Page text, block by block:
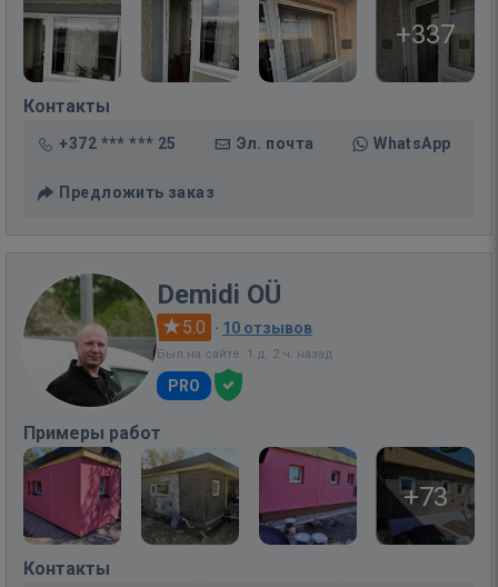
+337
Контакты
+372 *** *** 25 Эл. почта WhatsApp
Предложить заказ
Demidi OÜ
5.0 · 10 отзывов
Был на сайте: 1 д. 2 ч. назад
PRO
Примеры работ
+73
Контакты